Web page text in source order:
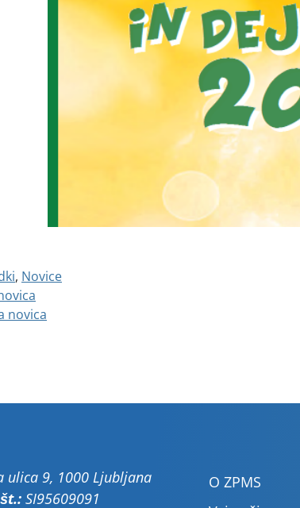
, Novice
novica
ulica 9, 1000 Ljubljana
SI95609091
O ZPMS